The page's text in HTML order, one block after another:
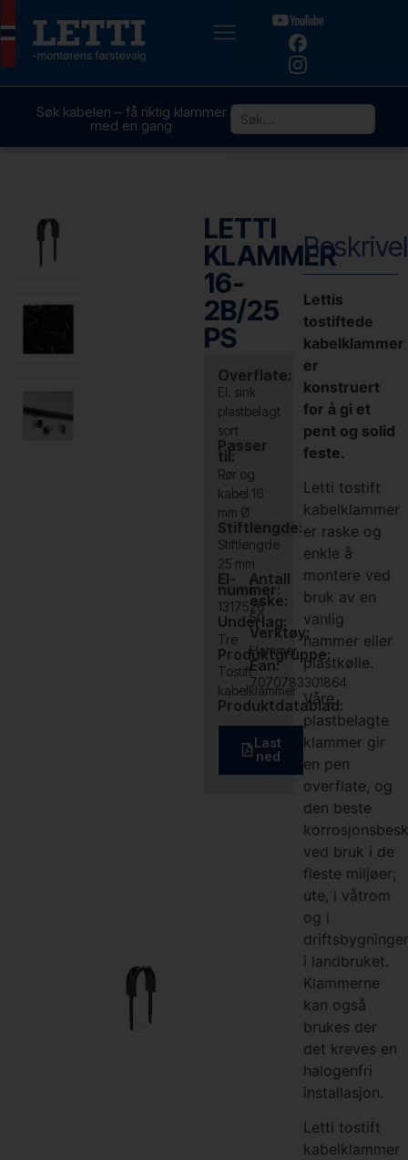
Søk kabelen – få riktig klammer
med en gang
LETTI
KLAMMER
16-
2B/25
PS
Overflate:
El. sink
plastbelagt
sort
Passer
til:
Rør og
kabel 16
mm Ø
Stiftlengde:
Stiftlengde
25 mm
El-
nummer:
1317526
Underlag:
Tre
Produktgruppe:
Tostift
kabelklammer
Antall
i
eske:
50
Verktøy:
Hammer
Ean:
7070783301864
Produktdatablad:
Last
ned
Lettis
tostiftede
kabelklammer
er
konstruert
for å gi et
pent og solid
feste.
Letti tostift
kabelklammer
er raske og
enkle å
montere ved
bruk av en
vanlig
hammer eller
plastkølle.
Våre
plastbelagte
klammer gir
en pen
overflate, og
den beste
ved bruk i de
fleste miljøer;
ute, i våtrom
og i
i landbruket.
Klammerne
kan også
brukes der
det kreves en
halogenfri
installasjon.
Letti tostift
kabelklammer